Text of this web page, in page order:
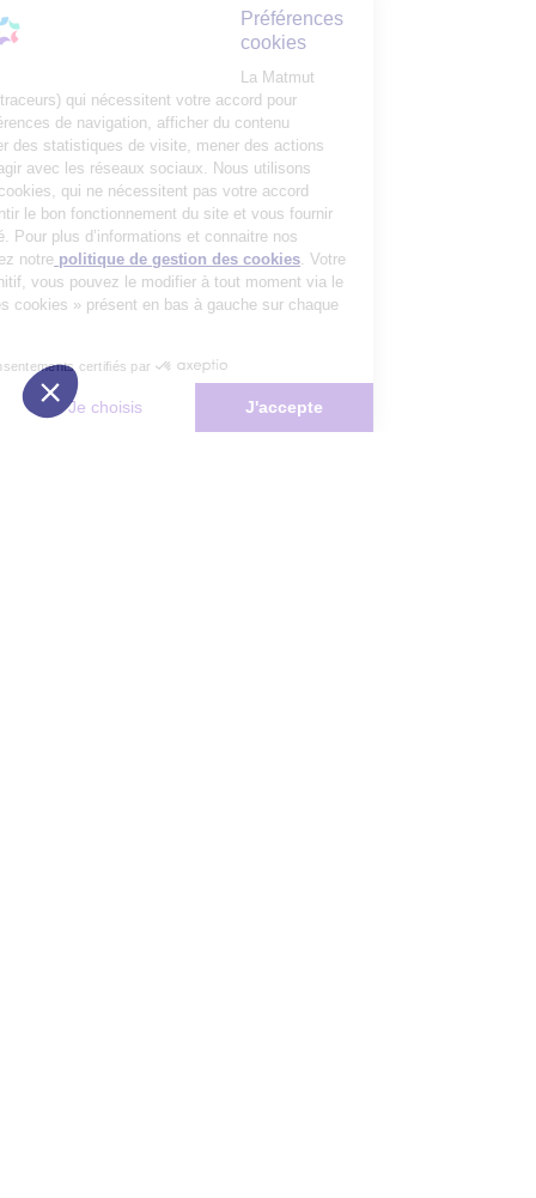
utilise des cookies (traceurs) qui nécessitent votre accord pour
mémoriser vos préférences de navigation, afficher du contenu
personnalisé, réaliser des statistiques de visite, mener des actions
publicitaires et interagir avec les réseaux sociaux. Nous utilisons
également d’autres cookies, qui ne nécessitent pas votre accord
préalable, pour garantir le bon fonctionnement du site et vous fournir
un service de qualité. Pour plus d’informations et connaitre nos
partenaires, consultez notre politique de gestion des cookies
choix n’est pas définitif, vous pouvez le modifier à tout moment via le
bouton « Gestion des cookies » présent en bas à gauche sur chaque
Consentements certifiés par
Non merci Je choisis